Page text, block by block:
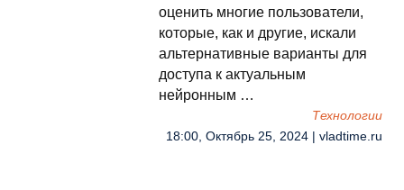
оценить многие пользователи,
которые, как и другие, искали
альтернативные варианты для
доступа к актуальным
нейронным …
Технологии
18:00, Октябрь 25, 2024 | vladtime.ru